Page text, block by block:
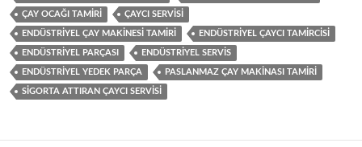
ÇAY OCAĞI TAMIRI ÇAYCI SERVISI
ENDÜSTRIYEL ÇAY MAKINESI TAMIRI ENDÜSTRIYEL ÇAYCI TAMIRCISI
ENDÜSTRIYEL PARÇASI ENDÜSTRIYEL SERVIS
ENDÜSTRIYEL YEDEK PARÇA PASLANMAZ ÇAY MAKINASI TAMIRI
SIGORTA ATTIRAN ÇAYCI SERVISI